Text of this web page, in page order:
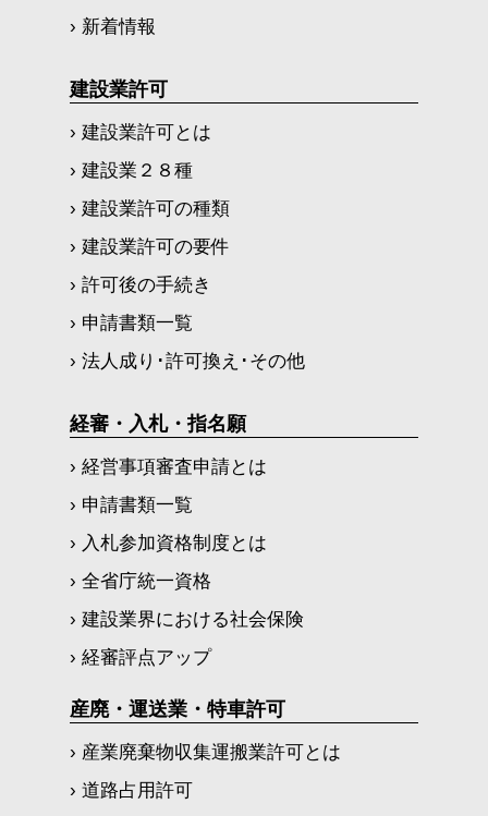
› 新着情報
建設業許可
› 建設業許可とは
› 建設業２８種
› 建設業許可の種類
› 建設業許可の要件
› 許可後の手続き
› 申請書類一覧
› 法人成り･許可換え･その他
経審・入札・指名願
› 経営事項審査申請とは
› 申請書類一覧
› 入札参加資格制度とは
› 全省庁統一資格
› 建設業界における社会保険
› 経審評点アップ
産廃・運送業・特車許可
› 産業廃棄物収集運搬業許可とは
› 道路占用許可